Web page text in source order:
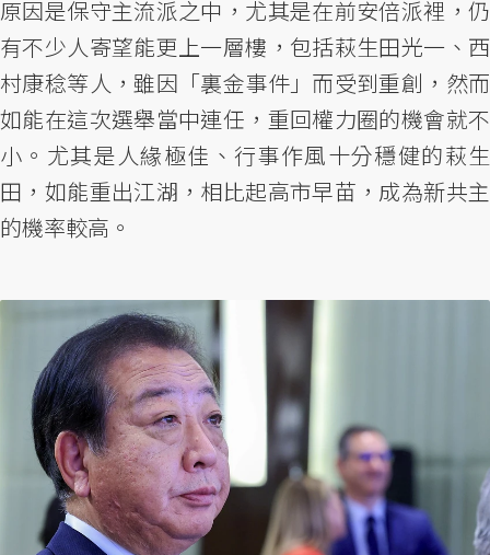
原因是保守主流派之中，尤其是在前安倍派裡，仍
有不少人寄望能更上一層樓，包括萩生田光一、西
村康稔等人，雖因「裏金事件」而受到重創，然而
如能在這次選舉當中連任，重回權力圈的機會就不
小。尤其是人緣極佳、行事作風十分穩健的萩生
田，如能重出江湖，相比起高市早苗，成為新共主
的機率較高。